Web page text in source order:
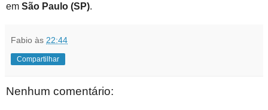
em São Paulo (SP).
Fabio às 22:44
Compartilhar
Nenhum comentário: